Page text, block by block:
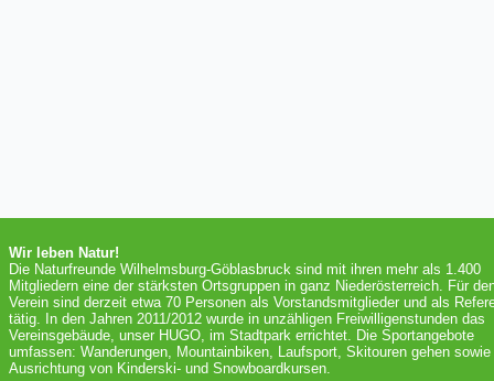
Wir leben Natur!
Die Naturfreunde Wilhelmsburg-Göblasbruck sind mit ihren mehr als 1.400
Mitgliedern eine der stärksten Ortsgruppen in ganz Niederösterreich. Für
Verein sind derzeit etwa 70 Personen als Vorstandsmitglieder und als
tätig. In den Jahren 2011/2012 wurde in unzähligen Freiwilligenstunden das
Vereinsgebäude, unser HUGO, im Stadtpark errichtet. Die Sportangebote
umfassen: Wanderungen, Mountainbiken, Laufsport, Skitouren gehen sowie
Ausrichtung von Kinderski- und Snowboardkursen.